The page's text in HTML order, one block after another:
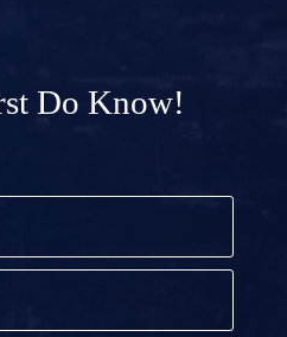
Do Know!